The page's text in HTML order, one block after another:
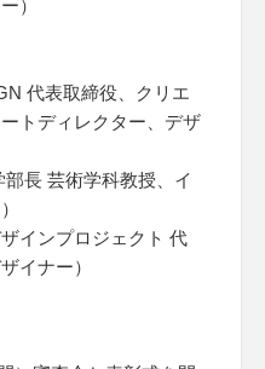
）
代表取締役、クリエ
トディレクター、デザ
長 芸術学科教授、イ
インプロジェクト 代
イナー）